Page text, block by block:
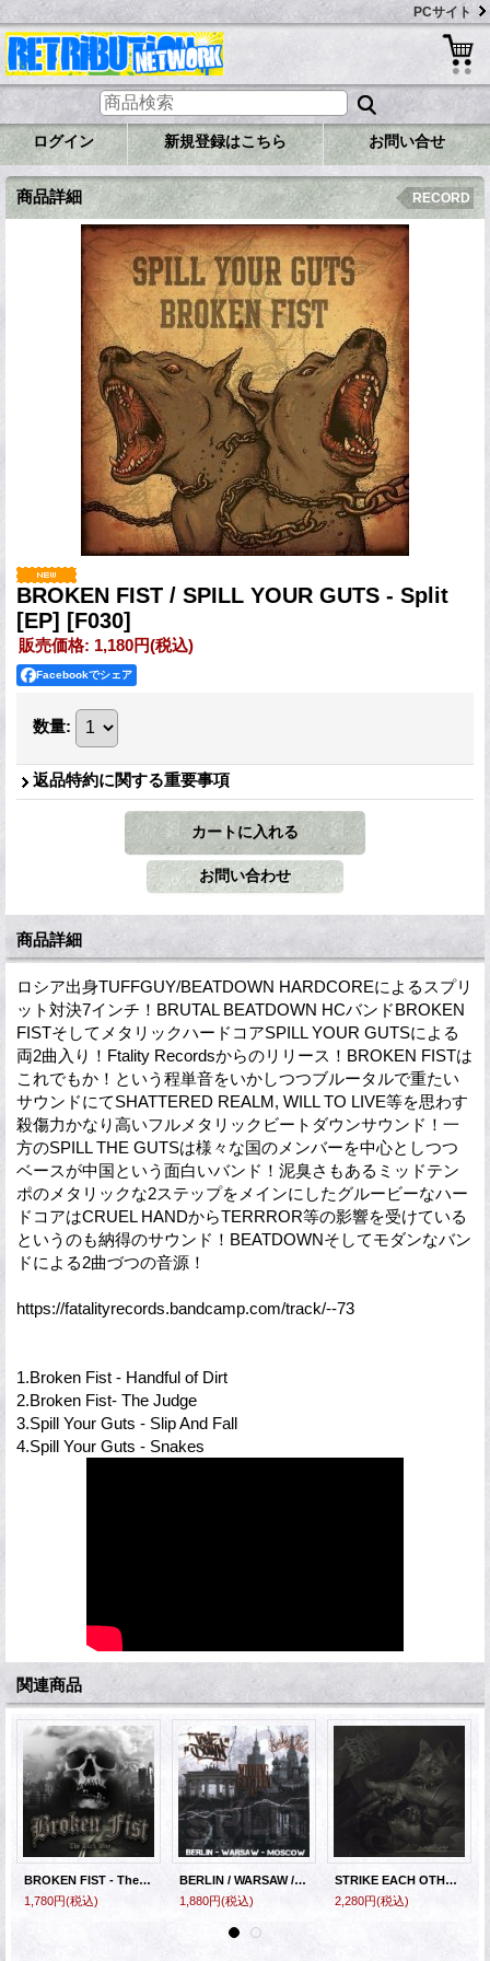
PCサイト
ログイン 新規登録はこちら お問い合せ
商品詳細 RECORD
BROKEN FIST / SPILL YOUR GUTS - Split
[EP] [F030]
販売価格: 1,180円(税込)
Facebookでシェア
数量:
返品特約に関する重要事項
商品詳細
ロシア出身TUFFGUY/BEATDOWN HARDCOREによるスプリ
ット対決7インチ！BRUTAL BEATDOWN HCバンドBROKEN
FISTそしてメタリックハードコアSPILL YOUR GUTSによる
両2曲入り！Ftality Recordsからのリリース！BROKEN FISTは
これでもか！という程単音をいかしつつブルータルで重たい
サウンドにてSHATTERED REALM, WILL TO LIVE等を思わす
殺傷力かなり高いフルメタリックビートダウンサウンド！一
方のSPILL THE GUTSは様々な国のメンバーを中心としつつ
ベースが中国という面白いバンド！泥臭さもあるミッドテン
ポのメタリックな2ステップをメインにしたグルービーなハー
ドコアはCRUEL HANDからTERRROR等の影響を受けている
というのも納得のサウンド！BEATDOWNそしてモダンなバン
ドによる2曲づつの音源！
https://fatalityrecords.bandcamp.com/track/--73
1.Broken Fist - Handful of Dirt
2.Broken Fist- The Judge
3.Spill Your Guts - Slip And Fall
4.Spill Your Guts - Snakes
関連商品
BROKEN FIST - The Hard Way [CD]
1,780円(税込)
BERLIN / WARSAW / MOSCOW - Split [CD]
1,880円(税込)
STRIKE EACH OTHER - Sentence [CD]
2,280円(税込)